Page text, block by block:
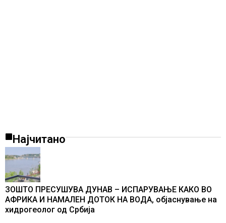
Најчитано
ЗОШТО ПРЕСУШУВА ДУНАВ – ИСПАРУВАЊЕ КАКО ВО
АФРИКА И НАМАЛЕН ДОТОК НА ВОДА, објаснување на
хидрогеолог од Србија